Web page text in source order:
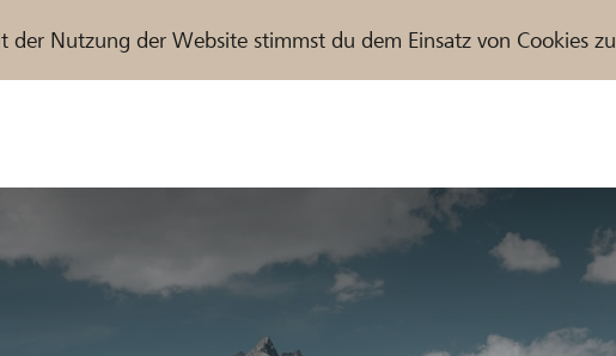
der Nutzung der Website stimmst du dem Einsatz von Cookies